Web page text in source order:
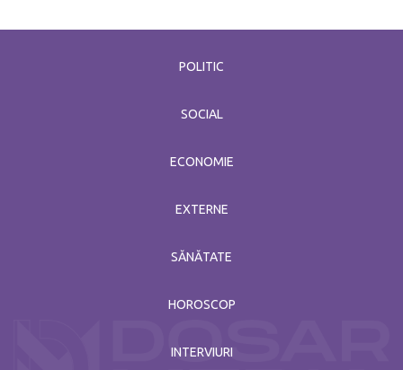
POLITIC
SOCIAL
ECONOMIE
EXTERNE
SĂNĂTATE
HOROSCOP
INTERVIURI